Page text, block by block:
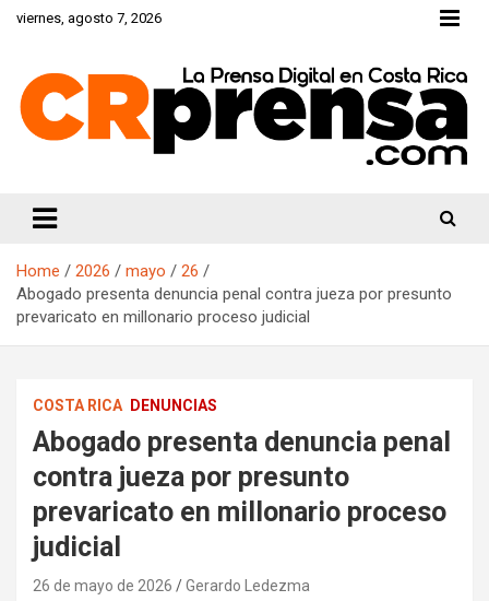
Skipviernes, agosto 7, 2026
Home 2026 mayo
26
Abogado presenta denuncia penal contra jueza por presunto
prevaricato en millonario proceso judicial
COSTA RICA DENUNCIAS
Abogado presenta denuncia penal
contra jueza por presunto
prevaricato en millonario proceso
judicial
26 de mayo de 2026 Gerardo Ledezma